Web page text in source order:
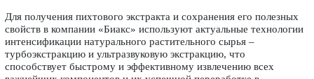
Для получения пихтового экстракта и сохранения его полезных
свойств в компании «Биакс» используют актуальные технологии
интенсификации натурального растительного сырья –
турбоэкстракцию и ультразвуковую экстракцию, что
способствует быстрому и эффективному извлечению всех